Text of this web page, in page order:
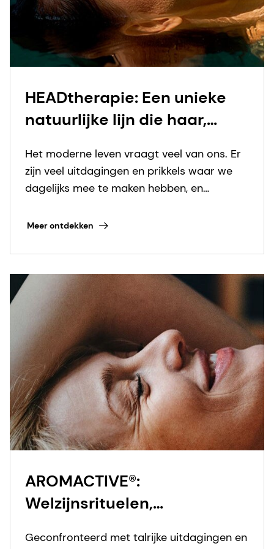
HEADtherapie: Een unieke
natuurlijke lijn die haar,
balans brengt
Het moderne leven vraagt veel van ons. Er
zijn veel uitdagingen en prikkels waar we
dagelijks mee te maken hebben, en
de belangrijke rol van zelfzorg voor het
welzijn.
Meer ontdekken
AROMACTIVE®:
Welzijnsrituelen,
Geconfronteerd met talrijke uitdagingen en